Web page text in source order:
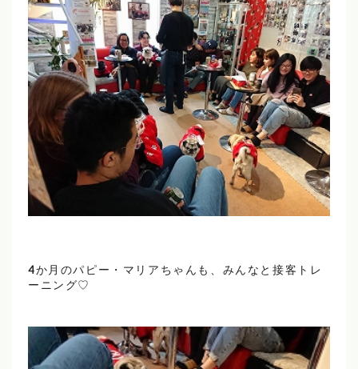
4か月のパピー・マリアちゃんも、みんなと接客トレ
ーニング♡